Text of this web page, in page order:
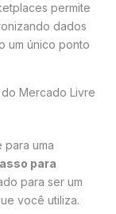
permite
dados
um único ponto
do Mercado Livre
para uma
para
para ser um
você utiliza.